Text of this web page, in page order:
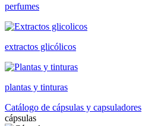
perfumes
extractos glicólicos
plantas y tinturas
Catálogo de cápsulas y capsuladores
cápsulas